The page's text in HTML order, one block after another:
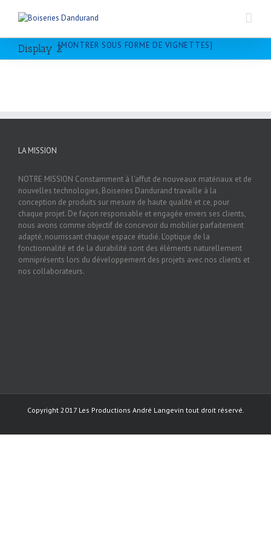
Display 2[MONTRER SOUS FORME DE VIGNETTES]
LA MISSION
NOTRE MISSION Constamment à l'affut de nouveaux matériaux et de
nouvelles technologies, Boiseries Dandurand travaille à la
conception de produits sur mesure de haute qualité et ce, pour
chaque projet. De façon responsable et engagée envers ses clients,
nous avons comme objectif de concevoir du mobilier parfaitement
adapté, nourrissant chaque espace étudié. L'optique de la
fonctionnalité et de la durabilité sont des éléments naturellement
omniprésents lors du développement des projets avec nos clients et
nos collaborateurs.
Copyright 2017 Les Productions André Langevin tout droit réservé.